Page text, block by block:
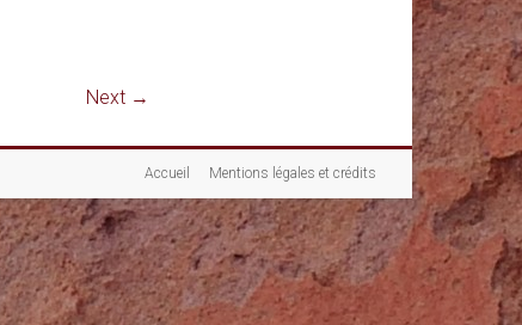
Next →
Accueil Mentions légales et crédits